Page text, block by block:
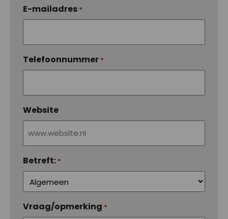
E-mailadres *
Telefoonnummer *
Website
Betreft: *
Vraag/opmerking *